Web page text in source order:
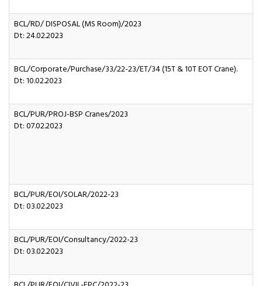
BCL/RD/ DISPOSAL (MS Room)/2023
Dt: 24.02.2023
BCL/Corporate/Purchase/33/22-23/ET/34 (15T & 10T EOT Crane).
Dt: 10.02.2023
BCL/PUR/PROJ-BSP Cranes/2023
Dt: 07.02.2023
BCL/PUR/EOI/SOLAR/2022-23
Dt: 03.02.2023
BCL/PUR/EOI/Consultancy/2022-23
Dt: 03.02.2023